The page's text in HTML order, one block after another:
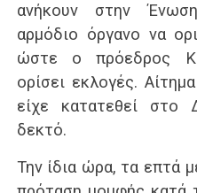
ανήκουν στην
αρμόδιο όργανο να
ώστε ο πρόεδρος
ορίσει εκλογές.
είχε κατατεθεί
δεκτό.
Την ίδια ώρα, τα επτά